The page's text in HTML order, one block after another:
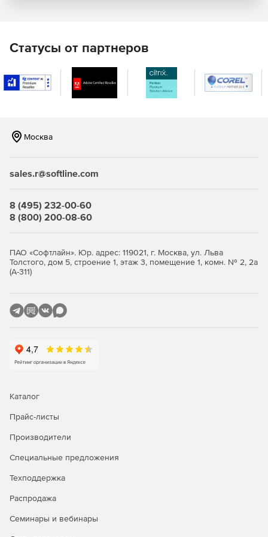
Образ виртуальной машины (программный продукт) на 5,
10, 15, 20, 25, 30, 40, 50, 60, 70, 80, 90, 100, 125, 150, 200,
250, 300, 350, 400, 500 и более 500 лицензий.
сетевой экран (Packet Filter) защищает шлюз и
интернет на пользователей, обеспечивает доступ к
система обнаружения и предотвращения вторжений
(IDS/IPS) распознает источники атак и атакуемые
популярным IP-адресам. Веб-прокси: Domains (по
посещенным доменам), URLs (по посещенным URL),
генерировавшим запросы на прокси). Утилиты
RRDtool: отчет по состоянию интернет-канала, по
трассировщика соединений сетевого экрана.
Мониторинг загрузки сетевых интерфейсов в
Системный журнал и syslog-ng);
управление пропускной способностью интернет-
пользователя, резервирование выделенной полосы
интернет-канала поровну между пользователями
Статусы от партнеров
Москва
sales.r@softline.com
8 (495) 232-00-60
8 (800) 200-08-60
ПАО «Софтлайн». Юр. адрес: 119021, г. Москва, ул. Льва
Толстого, дом 5, строение 1, этаж 3, помещение 1, комн. № 2, 2а
(А-311)
Каталог
Прайс-листы
Производители
Специальные предложения
Техподдержка
Распродажа
Семинары и вебинары